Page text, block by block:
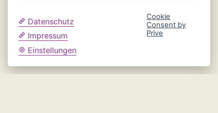
Datenschutz
Impressum
Einstellungen
Cookie
Consent by
Prive